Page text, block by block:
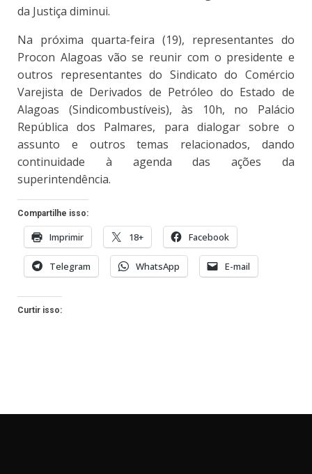
da Justiça diminui.
Na próxima quarta-feira (19), representantes do
Procon Alagoas vão se reunir com o presidente e
outros representantes do Sindicato do Comércio
Varejista de Derivados de Petróleo do Estado de
Alagoas (Sindicombustíveis), às 10h, no Palácio
República dos Palmares, para dialogar sobre o
assunto e outros temas relacionados, dando
continuidade à agenda das ações da
superintendência.
Compartilhe isso:
Imprimir 18+ Facebook
Telegram WhatsApp E-mail
Curtir isso: